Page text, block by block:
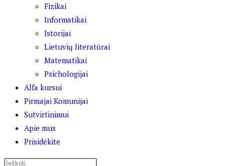
Fizikai
Informatikai
Istorijai
Lietuvių literatūrai
Matematikai
Psichologijai
Alfa kursui
Pirmajai Komunijai
Sutvirtinimui
Apie mus
Prisidėkite